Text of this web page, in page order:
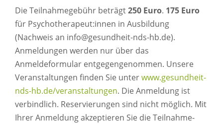
Die Teilnahmegebühr beträgt250 Euro. 175 Euro
für Psychotherapeut:innen in Ausbildung
(Nachweis an info@gesundheit-nds-hb.de).
Anmeldungen werden nur über das
Anmeldeformular entgegengenommen. Unsere
Veranstaltungen finden Sie unterwww.gesundheit-
nds-hb.de/veranstaltungen. Die Anmeldung ist
verbindlich. Reservierungen sind nicht möglich. Mit
Ihrer Anmeldung akzeptieren Sie die Teilnahme-